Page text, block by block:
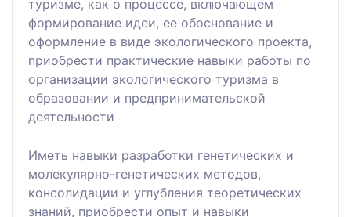
туризме, как о процессе, включающем
формирование идеи, ее обоснование и
оформление в виде экологического проекта,
приобрести практические навыки работы по
организации экологического туризма в
образовании и предпринимательской
деятельности
Иметь навыки разработки генетических и
молекулярно-генетических методов,
консолидации и углубления теоретических
знаний, приобрести опыт и навыки